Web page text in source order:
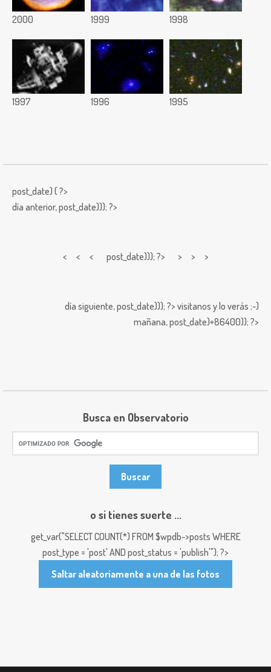
2000 1999 1998
1997 1996 1995
post_date) { ?>
día anterior,post_date))); ?>
< < < post_date))); ?> > > >
día siguiente,post_date))); ?> visitanos y lo verás ;-)
mañana,post_date)+86400)); ?>
Busca en Observatorio
o si tienes suerte ...
get_var("SELECT COUNT(*) FROM $wpdb->posts WHERE
post_type = 'post' AND post_status = 'publish'"); ?>
Saltar aleatoriamente a una de las fotos